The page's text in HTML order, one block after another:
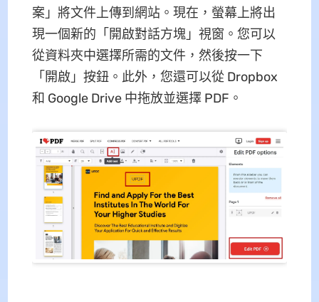
案」將文件上傳到網站。現在，螢幕上將出
現一個新的「開啟對話方塊」視窗。您可以
從資料夾中選擇所需的文件，然後按一下
「開啟」按鈕。此外，您還可以從 Dropbox
和 Google Drive 中拖放並選擇 PDF。